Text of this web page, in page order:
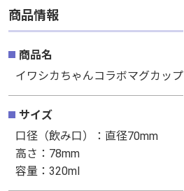
商品情報
商品名
イワシカちゃんコラボマグカップ
サイズ
口径（飲み口）：直径70mm
高さ：78mm
容量：320ml